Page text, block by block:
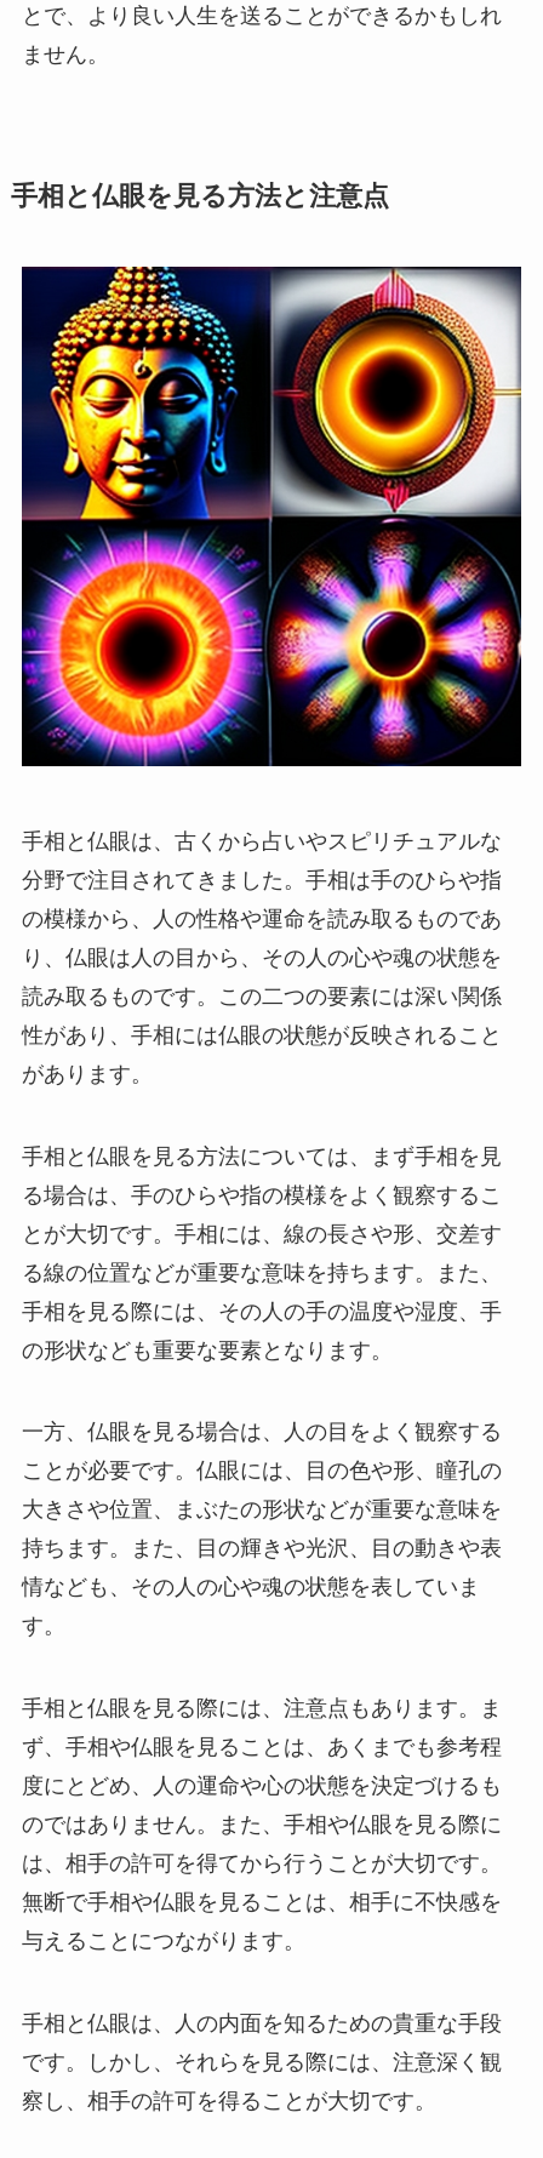
とで、より良い人生を送ることができるかもしれ
ません。
手相と仏眼を見る方法と注意点
手相と仏眼は、古くから占いやスピリチュアルな
分野で注目されてきました。手相は手のひらや指
の模様から、人の性格や運命を読み取るものであ
り、仏眼は人の目から、その人の心や魂の状態を
読み取るものです。この二つの要素には深い関係
性があり、手相には仏眼の状態が反映されること
があります。
手相と仏眼を見る方法については、まず手相を見
る場合は、手のひらや指の模様をよく観察するこ
とが大切です。手相には、線の長さや形、交差す
る線の位置などが重要な意味を持ちます。また、
手相を見る際には、その人の手の温度や湿度、手
の形状なども重要な要素となります。
一方、仏眼を見る場合は、人の目をよく観察する
ことが必要です。仏眼には、目の色や形、瞳孔の
大きさや位置、まぶたの形状などが重要な意味を
持ちます。また、目の輝きや光沢、目の動きや表
情なども、その人の心や魂の状態を表していま
す。
手相と仏眼を見る際には、注意点もあります。ま
ず、手相や仏眼を見ることは、あくまでも参考程
度にとどめ、人の運命や心の状態を決定づけるも
のではありません。また、手相や仏眼を見る際に
は、相手の許可を得てから行うことが大切です。
無断で手相や仏眼を見ることは、相手に不快感を
与えることにつながります。
手相と仏眼は、人の内面を知るための貴重な手段
です。しかし、それらを見る際には、注意深く観
察し、相手の許可を得ることが大切です。